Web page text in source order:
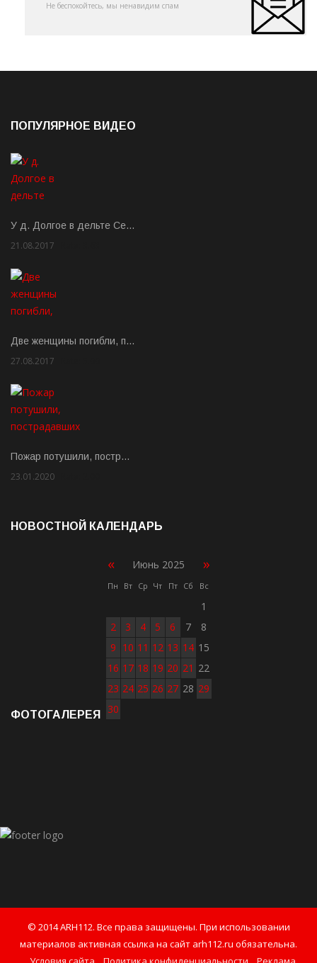
Не беспокойтесь, мы ненавидим спам
ПОПУЛЯРНОЕ ВИДЕО
У д. Долгое в дельте Се…
21.08.2017
Две женщины погибли, п…
27.08.2017
Пожар потушили, постр…
23.01.2020
НОВОСТНОЙ КАЛЕНДАРЬ
« Июнь 2025 »
Пн Вт Ср Чт Пт Сб Вс
1
2
3 4 5 6 7
8
9 10 11 12 13 14 15
16 17 18 19 20 21 22
23 24 25 26 27 28 29
30
ФОТОГАЛЕРЕЯ
© 2014 ARH112. Все права защищены. При использовании
материалов активная ссылка на сайт arh112.ru обязательна.